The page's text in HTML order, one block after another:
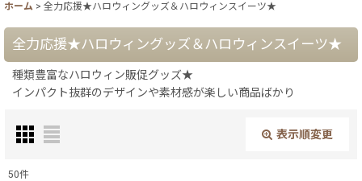
ホーム > 全力応援★ハロウィングッズ＆ハロウィンスイーツ★
全力応援★ハロウィングッズ＆ハロウィンスイーツ★
種類豊富なハロウィン販促グッズ★
インパクト抜群のデザインや素材感が楽しい商品ばかり
表示順変更
50件